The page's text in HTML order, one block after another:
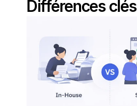
Différences clés